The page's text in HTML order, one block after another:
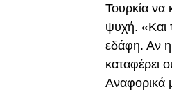
Τουρκία να
ψυχή. «Και
εδάφη. Αν η
καταφέρει
Αναφορικά